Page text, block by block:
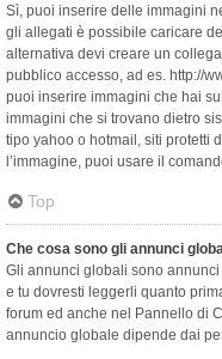
Sì, puoi inserire delle immagini
gli allegati è possibile caricare
alternativa devi creare un
pubblico accesso, ad es. http://
puoi inserire immagini che hai
immagini che si trovano dietro
tipo yahoo o hotmail, siti protetti
l’immagine, puoi usare il
Top
Che cosa sono gli annunci
Gli annunci globali sono
e tu dovresti leggerli quanto
forum ed anche nel Pannello di
annuncio globale dipende dai